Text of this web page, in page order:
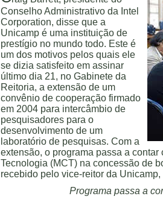
Conselho Administrativo da Intel
Corporation, disse que a
Unicamp é uma instituição de
prestígio no mundo todo. Este é
um dos motivos pelos quais ele
se dizia satisfeito em assinar
último dia 21, no Gabinete da
Reitoria, a extensão de um
convênio de cooperação firmado
em 2004 para intercâmbio de
pesquisadores para o
desenvolvimento de um
laboratório de pesquisas. Com a
extensão, o programa passa a
Tecnologia (MCT) na concessão de
recebido pelo vice-reitor da
Programa passa a